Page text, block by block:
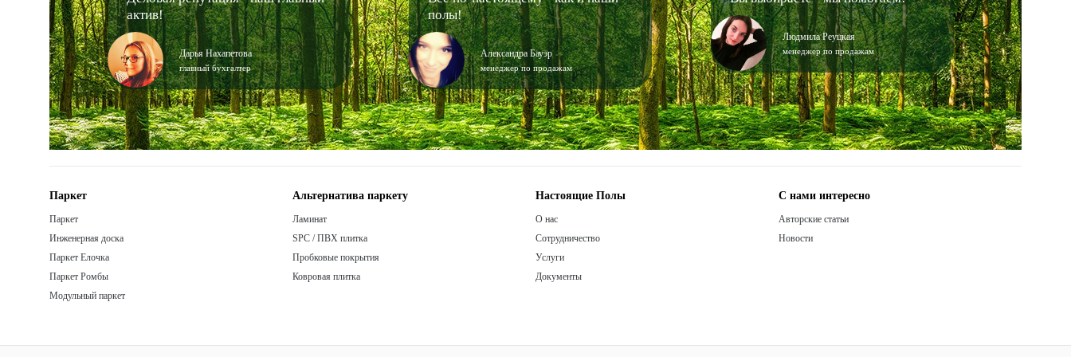
актив!
Дарья Нахапетова
главный бухгалтер
полы!
Александра Бауэр
менеджер по продажам
Людмила Реуцкая
менеджер по продажам
Паркет
Паркет
Инженерная доска
Паркет Елочка
Паркет Ромбы
Модульный паркет
Альтернатива паркету
Ламинат
SPC / ПВХ плитка
Пробковые покрытия
Ковровая плитка
Настоящие Полы
О нас
Сотрудничество
Услуги
Документы
С нами интересно
Авторские статьи
Новости